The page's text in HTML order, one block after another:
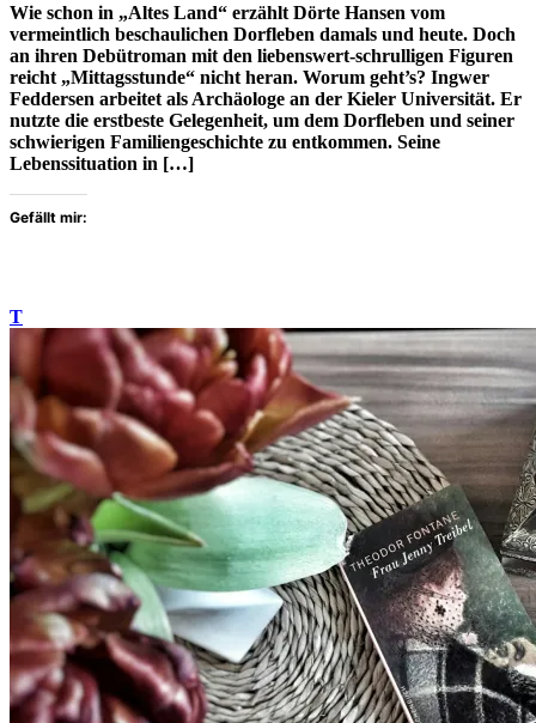
Wie schon in „Altes Land“ erzählt Dörte Hansen vom
vermeintlich beschaulichen Dorfleben damals und heute. Doch
an ihren Debütroman mit den liebenswert-schrulligen Figuren
reicht „Mittagsstunde“ nicht heran. Worum geht’s? Ingwer
Feddersen arbeitet als Archäologe an der Kieler Universität. Er
nutzte die erstbeste Gelegenheit, um dem Dorfleben und seiner
schwierigen Familiengeschichte zu entkommen. Seine
Lebenssituation in […]
Gefällt mir:
T